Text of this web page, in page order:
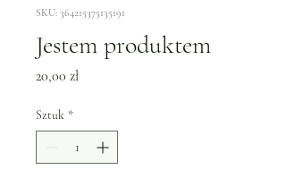
SKU: 364215375135191
Jestem produktem
20,00 złCena
Sztuk *